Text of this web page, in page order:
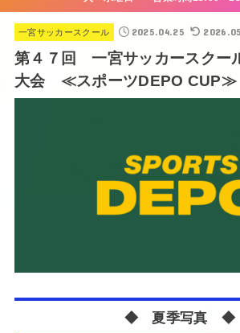
一宮サッカースクール 2025.04.25
第４７回 一宮サッカースク
大会 ≪スポーツDEPO CUP≫
◆ 夏季写真 ◆